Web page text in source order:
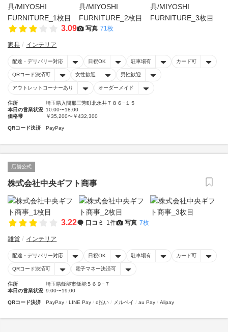
3.09 写真 71枚
家具 インテリア
配達・デリバリー対応 日祝OK 駐車場有 カード可
QRコード決済可 女性歓迎 男性歓迎
アウトレットコーナーあり オーダーメイド
住所
埼玉県入間郡三芳町北永井７８６−１５
本日の営業状況 10:00〜18:00
価格帯
￥35,200〜￥432,300
QRコード決済 PayPay
店舗公式
株式会社中央ギフト商事
3.22 口コミ 1件 写真 7枚
雑貨 インテリア
配達・デリバリー対応 日祝OK 駐車場有 カード可
QRコード決済可 電子マネー決済可
住所
埼玉県飯能市飯能５６９−７
本日の営業状況 9:00〜19:00
QRコード決済 PayPay LINE Pay d払い メルペイ au Pay Alipay